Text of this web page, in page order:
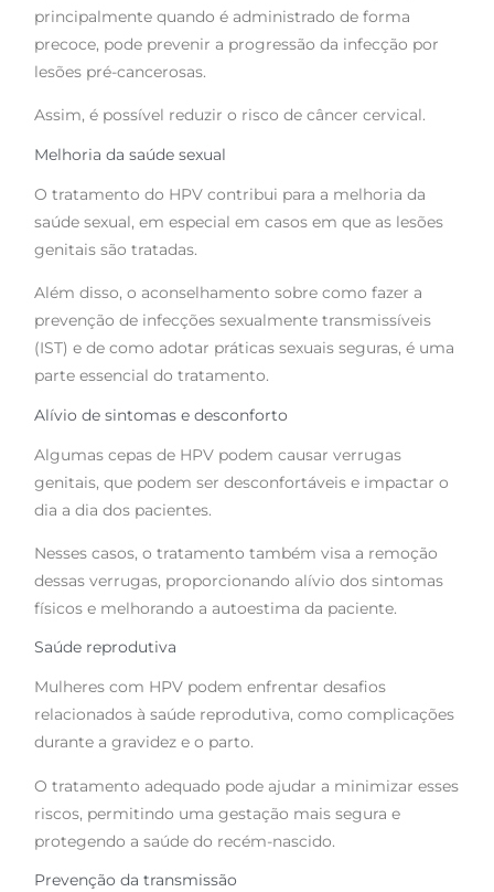
principalmente quando é administrado de forma
precoce, pode prevenir a progressão da infecção por
lesões pré-cancerosas.
Assim, é possível reduzir o risco de câncer cervical.
Melhoria da saúde sexual
O tratamento do HPV contribui para a melhoria da
saúde sexual, em especial em casos em que as lesões
genitais são tratadas.
Além disso, o aconselhamento sobre como fazer a
prevenção de infecções sexualmente transmissíveis
(IST) e de como adotar práticas sexuais seguras, é uma
parte essencial do tratamento.
Alívio de sintomas e desconforto
Algumas cepas de HPV podem causar verrugas
genitais, que podem ser desconfortáveis e impactar o
dia a dia dos pacientes.
Nesses casos, o tratamento também visa a remoção
dessas verrugas, proporcionando alívio dos sintomas
físicos e melhorando a autoestima da paciente.
Saúde reprodutiva
Mulheres com HPV podem enfrentar desafios
relacionados à saúde reprodutiva, como complicações
durante a gravidez e o parto.
O tratamento adequado pode ajudar a minimizar esses
riscos, permitindo uma gestação mais segura e
protegendo a saúde do recém-nascido.
Prevenção da transmissão